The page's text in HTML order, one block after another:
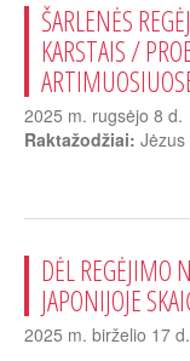
ŠARLENĖS
KARSTAIS /
2025 m. rugsėjo 8 d.
Raktažodžiai:
DĖL REGĖJIMO
JAPONIJOJE
2025 m. birželio 17 d.